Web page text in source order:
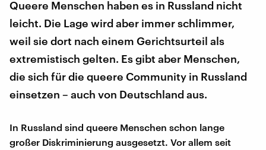
Queere Menschen haben es in Russland nicht
leicht. Die Lage wird aber immer schlimmer,
weil sie dort nach einem Gerichtsurteil als
extremistisch gelten. Es gibt aber Menschen,
die sich für die queere Community in Russland
einsetzen – auch von Deutschland aus.
In Russland sind queere Menschen schon lange
großer Diskriminierung ausgesetzt. Vor allem seit